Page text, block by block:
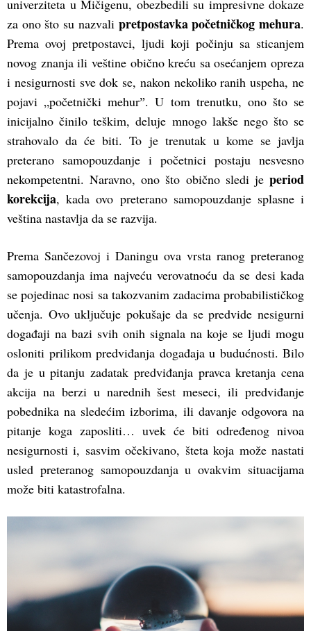
univerziteta u Mičigenu, obezbedili su impresivne dokaze
za ono što su nazvali pretpostavka početničkog mehura.
Prema ovoj pretpostavci, ljudi koji počinju sa sticanjem
novog znanja ili veštine obično kreću sa osećanjem opreza
i nesigurnosti sve dok se, nakon nekoliko ranih uspeha, ne
pojavi „početnički mehurˮ. U tom trenutku, ono što se
inicijalno činilo teškim, deluje mnogo lakše nego što se
strahovalo da će biti. To je trenutak u kome se javlja
preterano samopouzdanje i početnici postaju nesvesno
nekompetentni. Naravno, ono što obično sledi je period
korekcija, kada ovo preterano samopouzdanje splasne i
veština nastavlja da se razvija.
Prema Sančezovoj i Daningu ova vrsta ranog preteranog
samopouzdanja ima najveću verovatnoću da se desi kada
se pojedinac nosi sa takozvanim zadacima probabilističkog
učenja. Ovo uključuje pokušaje da se predvide nesigurni
događaji na bazi svih onih signala na koje se ljudi mogu
osloniti prilikom predviđanja događaja u budućnosti. Bilo
da je u pitanju zadatak predviđanja pravca kretanja cena
akcija na berzi u narednih šest meseci, ili predviđanje
pobednika na sledećim izborima, ili davanje odgovora na
pitanje koga zaposliti… uvek će biti određenog nivoa
nesigurnosti i, sasvim očekivano, šteta koja može nastati
usled preteranog samopouzdanja u ovakvim situacijama
može biti katastrofalna.